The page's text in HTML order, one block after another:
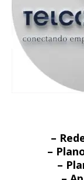
–
–
–